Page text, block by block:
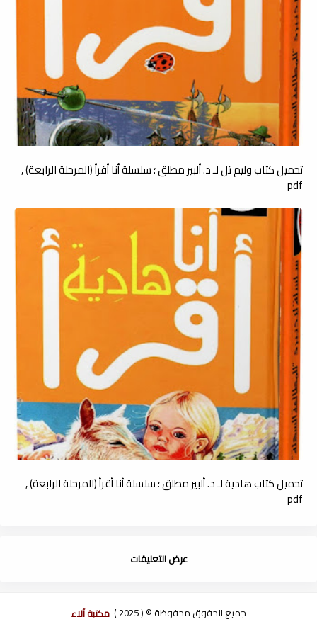
تحميل كتاب وليم تل لـ د. ألبير مطلق ؛ سلسلة أنا أقرأ (المرحلة الرابعة) ,
pdf
تحميل كتاب هادية لـ د. ألبير مطلق ؛ سلسلة أنا أقرأ (المرحلة الرابعة) ,
pdf
عرض التعليقات
جميع الحقوق محفوظة © ( 2025 ) مكتبة آلاء